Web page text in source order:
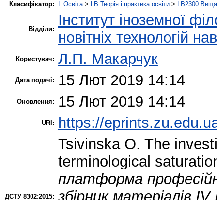
Класифікатор: L Освіта> LB Теорія і практика освіти > LB2300 Вища
Відділи:
Інститут іноземної
новітніх технологій
Користувач: Л.П. Макарчук
Дата подачі: 15 Лют 2019 14:14
Оновлення: 15 Лют 2019 14:14
URI: https://
ДСТУ 8302:2015:
Tsivinska O. The
terminological
платформа
збірник матеріалів